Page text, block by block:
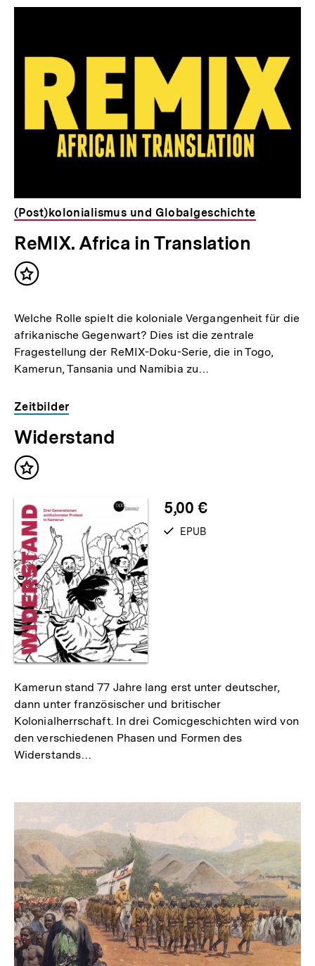
(Post)kolonialismus und Globalgeschichte
ReMIX. Africa in Translation
Inhalt
Welche Rolle spielt die koloniale Vergangenheit für die
afrikanische Gegenwart? Dies ist die zentrale
Fragestellung der ReMIX-Doku-Serie, die in Togo,
Kamerun, Tansania und Namibia zu…
Zeitbilder
Widerstand
Inhalt
5,00 €
verfügbar
EPUB
Kamerun stand 77 Jahre lang erst unter deutscher,
dann unter französischer und britischer
Kolonialherrschaft. In drei Comicgeschichten wird von
den verschiedenen Phasen und Formen des
Widerstands…